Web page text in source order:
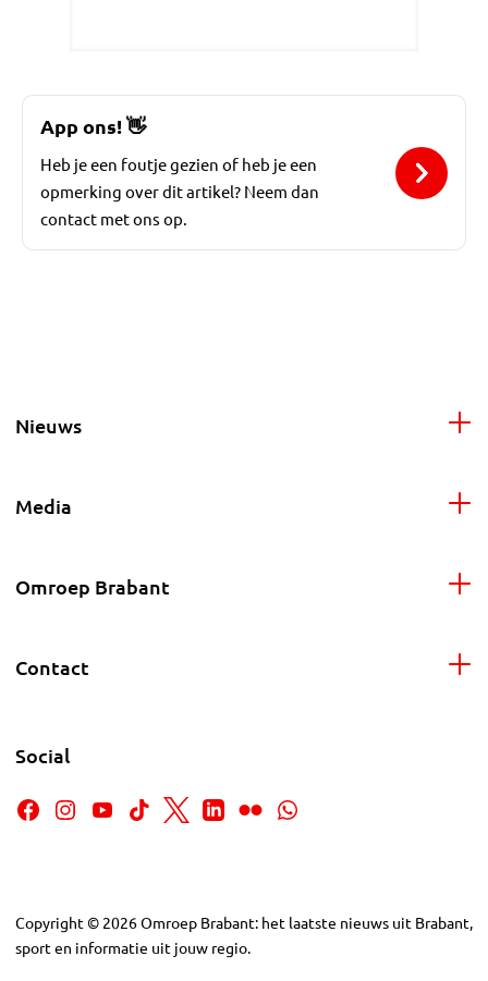
App ons!👋
Heb je een foutje gezien of heb je een
opmerking over dit artikel? Neem dan
contact met ons op.
Nieuws
Media
Omroep Brabant
Contact
Social
Copyright © 2026Omroep Brabant: het laatste nieuws uit Brabant,
sport en informatie uit jouw regio.